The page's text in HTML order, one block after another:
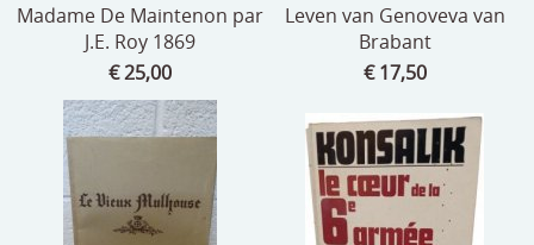
Madame De Maintenon par
J.E. Roy 1869
€ 25,00
Leven van Genoveva van
Brabant
€ 17,50